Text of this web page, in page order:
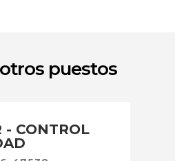
puestos
- CONTROL